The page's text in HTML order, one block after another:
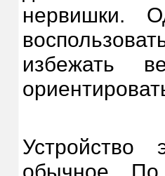
нервишки.
избежать
Устройство
обычное.